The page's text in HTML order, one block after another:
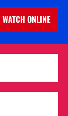
WATCH ONLINE